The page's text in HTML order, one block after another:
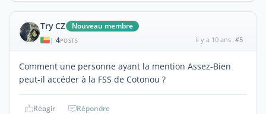
Try CZ Nouveau membre
| 4POSTS il y a 10 ans #5
Comment une personne ayant la mention Assez-Bien
peut-il accéder à la FSS de Cotonou ?
Réagir Répondre